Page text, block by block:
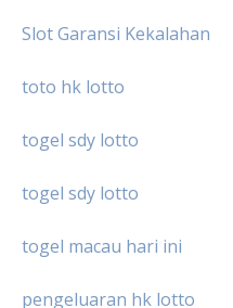
Slot Garansi Kekalahan
toto hk lotto
togel sdy lotto
togel sdy lotto
togel macau hari ini
pengeluaran hk lotto